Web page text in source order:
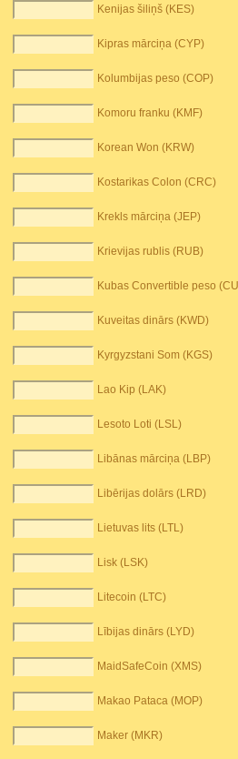
Kenijas šiliņš (KES)
Kipras mārciņa (CYP)
Kolumbijas peso (COP)
Komoru franku (KMF)
Korean Won (KRW)
Kostarikas Colon (CRC)
Krekls mārciņa (JEP)
Krievijas rublis (RUB)
Kubas Convertible peso
Kuveitas dinārs (KWD)
Kyrgyzstani Som (KGS)
Lao Kip (LAK)
Lesoto Loti (LSL)
Libānas mārciņa (LBP)
Libērijas dolārs (LRD)
Lietuvas lits (LTL)
Lisk (LSK)
Litecoin (LTC)
Lībijas dinārs (LYD)
MaidSafeCoin (XMS)
Makao Pataca (MOP)
Maker (MKR)